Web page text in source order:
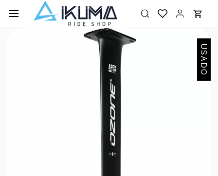
contenido
USADO